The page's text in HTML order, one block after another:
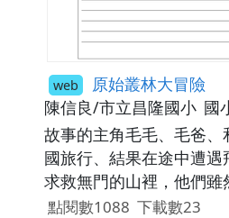
web 原始叢林大冒險
陳信良/市立昌隆國小 國
故事的主角毛毛、毛爸、
國旅行、結果在途中遭
求救無門的山裡，他們雖
不放棄求生意念，最後終
點閱數1088 下載數23